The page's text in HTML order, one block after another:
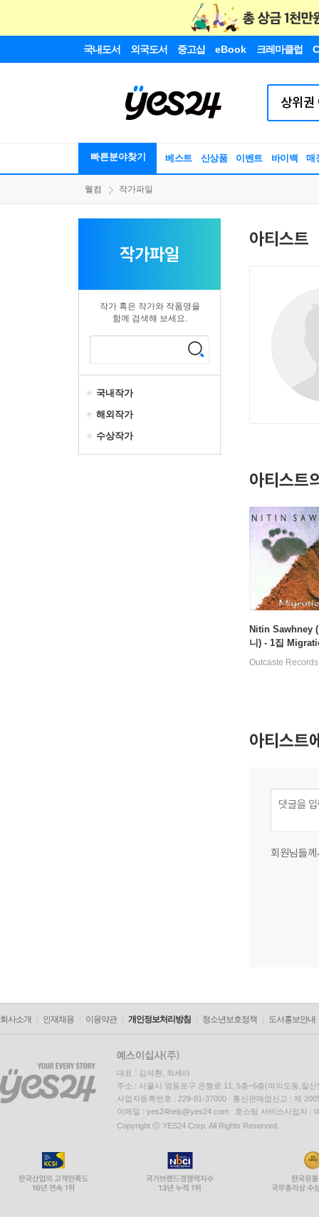
국내도서 외국도서 중고샵 eBook 크레마클럽
빠른분야찾기 베스트 신상품 이벤트 바이백 매
웰컴 작가파일
작가파일
작가 혹은 작가와 작품명을
함께 검색해 보세요.
국내작가
해외작가
수상작가
아티스트
아티스트
Nitin Sawhney
니) - 1집
Outcaste Records
아티스트
회원님들
회사소개 인재채용 이용약관 개인정보처리방침 청소년보호정책 도서홍보안내
대표 : 김석환, 최세라
주소 : 서울시 영등포구 은행로 11, 5층~6층(여의도동,일신
사업자등록번호 : 229-81-37000 통신판매업신고 : 제
이메일 : yes24help@yes24.com 호스팅 서비스사업자 :
Copyright ⓒ YES24 Corp. All Rights Reserved.